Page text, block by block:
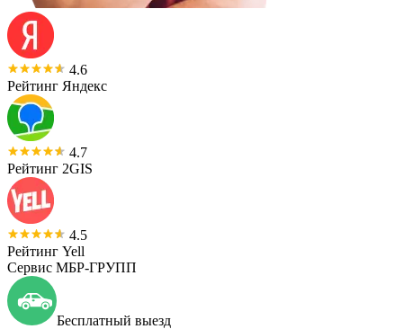
4.6
Рейтинг Яндекс
4.7
Рейтинг 2GIS
4.5
Рейтинг Yell
Сервис МБР-ГРУПП
Бесплатный выезд